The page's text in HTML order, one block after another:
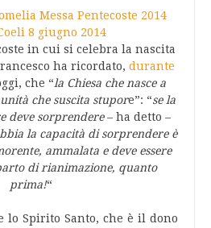
in cui si celebra la nascita
ha ricordato, durante
che “la Chiesa che nasce a
che suscita stupore”: “se la
deve sorprendere– ha detto –
la capacità di sorprendere è
ammalata e deve essere
di rianimazione, quanto
prima!“
lo Spirito Santo, che è il dono